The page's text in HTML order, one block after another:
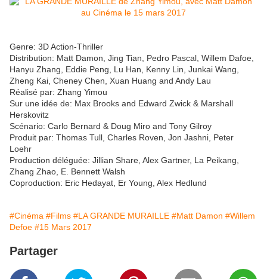
Genre: 3D Action-Thriller
Distribution: Matt Damon, Jing Tian, Pedro Pascal, Willem Dafoe,
Hanyu Zhang, Eddie Peng, Lu Han, Kenny Lin, Junkai Wang,
Zheng Kai, Cheney Chen, Xuan Huang and Andy Lau
Réalisé par: Zhang Yimou
Sur une idée de: Max Brooks and Edward Zwick & Marshall
Herskovitz
Scénario: Carlo Bernard & Doug Miro and Tony Gilroy
Produit par: Thomas Tull, Charles Roven, Jon Jashni, Peter
Loehr
Production déléguée: Jillian Share, Alex Gartner, La Peikang,
Zhang Zhao, E. Bennett Walsh
Coproduction: Eric Hedayat, Er Young, Alex Hedlund
#Cinéma #Films #LA GRANDE MURAILLE #Matt Damon #Willem
Defoe #15 Mars 2017
Partager